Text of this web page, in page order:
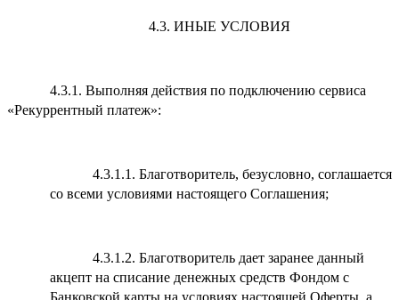
4.3. ИНЫЕ УСЛОВИЯ
4.3.1. Выполняя действия по подключению сервиса
«Рекуррентный платеж»:
4.3.1.1. Благотворитель, безусловно, соглашается
со всеми условиями настоящего Соглашения;
4.3.1.2. Благотворитель дает заранее данный
акцепт на списание денежных средств Фондом с
Банковской карты на условиях настоящей Оферты, а